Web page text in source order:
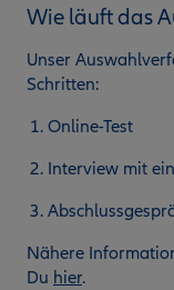
Wie läuft das
Unser
Schritten:
Online-Test
Interview mit
Nähere
Du hier.